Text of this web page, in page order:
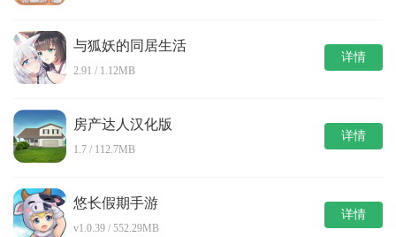
与狐妖的同居生活
2.91 / 1.12MB
详情
房产达人汉化版
1.7 / 112.7MB
详情
悠长假期手游
v1.0.39 / 552.29MB
详情